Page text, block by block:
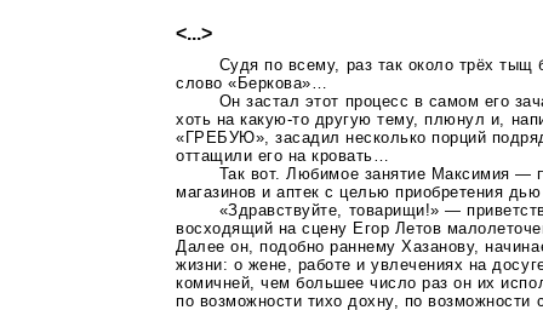
<...>
Судя по всему, раз так около трёх
слово «Беркова»…
Он застал этот процесс в самом его
хоть накакую-то другую тему, плюнул и,
«ГРЕБУЮ», засадил несколько порций
оттащили его на кровать…
Так вот. Любимое занятие Максимия —
магазинов и аптек с целью приобретения
«Здравствуйте, товарищи!» —
восходящий на сцену Егор Летов
Далее он, подобно раннему Хазанову,
жизни: о жене, работе и увлечениях на
комичней, чем большее число раз он их
по возможности тихо дохну, по